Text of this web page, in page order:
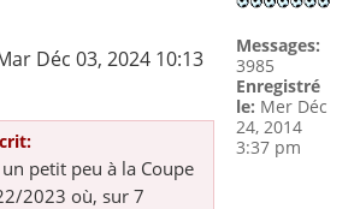
Déc 03, 2024 10:13
petit peu à la Coupe
2023 où, sur 7
Messages:
3985
Enregistré
le: Mer Déc
24, 2014
3:37 pm